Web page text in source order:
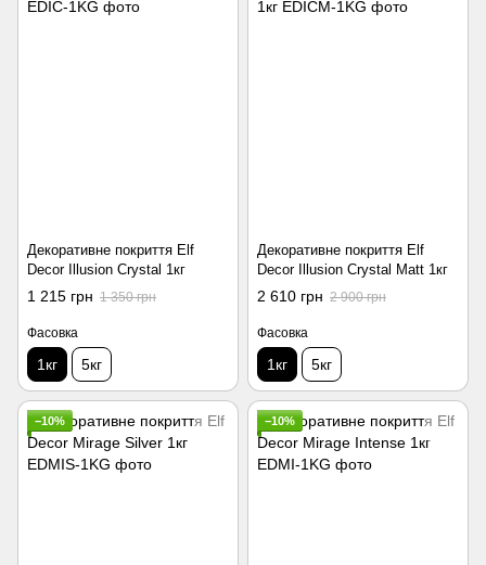
Декоративне покриття Elf
Decor Illusion Crystal 1кг
1 215 грн 1 350 грн
Фасовка
1кг 5кг
Декоративне покриття Elf
Decor Illusion Crystal Matt 1кг
2 610 грн 2 900 грн
Фасовка
1кг 5кг
−10% −10%